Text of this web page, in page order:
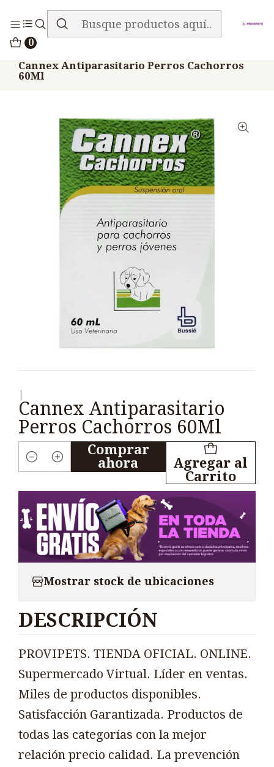
0
ENVIO GRATIS EN TODA LA TIENDA
Cannex Antiparasitario Perros Cachorros
60Ml
Cannex Antiparasitario
Perros Cachorros 60Ml
Cantidad
Agregar al
Carrito
Comprar
ahora
Mostrar stock de ubicaciones
DESCRIPCIÓN
PROVIPETS. TIENDA OFICIAL. ONLINE.
Supermercado Virtual. Líder en ventas.
Miles de productos disponibles.
Satisfacción Garantizada. Productos de
todas las categorías con la mejor
relación precio calidad. La prevención